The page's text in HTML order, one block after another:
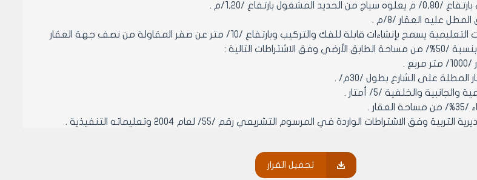
بارتفاع /1,20/م .
عليه العقار /8/م .
مادة4 : فيما يخص المؤسسات التعليمية يسمح بإنشاءات قابلة للفك والتركيب وبارتفاع /10/ متر عن صفر المقاولة من نصف جهة العقار
التالية :
.
على الشارع بطول /30م/ .
والخلفية /5/ أمتار .
.
الاشتراطات الواردة في المرسوم التشريعي رقم /55/ لعام 2004 وتعليماته التنفيذية .
تحميل القرار